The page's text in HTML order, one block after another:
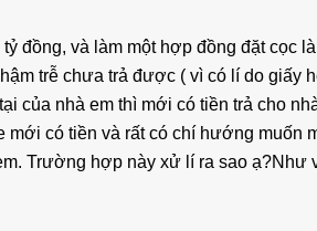
đồng, và làm một hợp đồng đặt cọc
trễ chưa trả được ( vì có lí do giấy
của nhà em thì mới có tiền trả cho
mới có tiền và rất có chí hướng muốn
Trường hợp này xử lí ra sao ạ?Như